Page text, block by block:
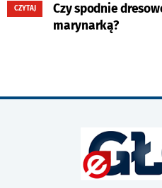
CZYTAJ
Czy spodnie
marynarką?